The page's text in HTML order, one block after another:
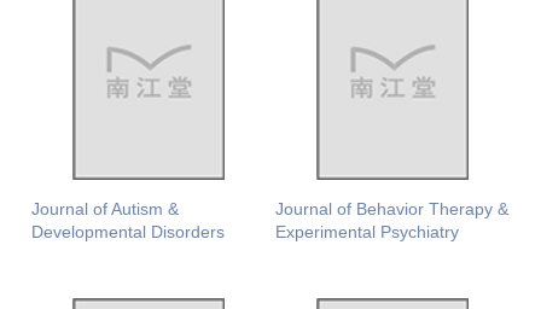
Journal of Autism &
Developmental Disorders
Journal of Behavior Therapy &
Experimental Psychiatry